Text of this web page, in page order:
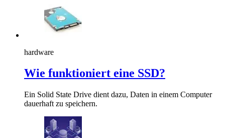
hardware
Wie funktioniert eine SSD?
Ein Solid State Drive dient dazu, Daten in einem Computer
dauerhaft zu speichern.